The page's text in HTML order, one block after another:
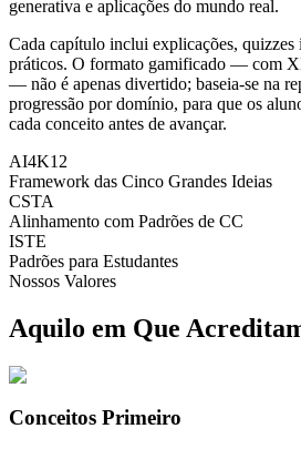
generativa e aplicações do mundo real.
Cada capítulo inclui explicações, quizzes
práticos. O formato gamificado — com
— não é apenas divertido; baseia-se na
progressão por domínio, para que os
cada conceito antes de avançar.
AI4K12
Framework das Cinco Grandes Ideias
CSTA
Alinhamento com Padrões de CC
ISTE
Padrões para Estudantes
Nossos Valores
Aquilo em Que
Conceitos Primeiro